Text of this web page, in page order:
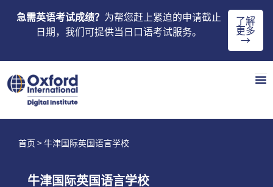
急需英语考试成绩？ 为帮您赶上紧迫的申请截止
日期，我们可提供当日口语考试服务。
了解
更多
→
首页 > 牛津国际英国语言学校
牛津国际英国语言学校